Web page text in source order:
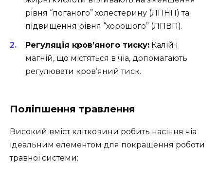
рівня “поганого” холестерину (ЛПНП) та
підвищення рівня “хорошого” (ЛПВП).
Регуляція кров’яного тиску: Калій і
магній, що містяться в чіа, допомагають
регулювати кров’яний тиск.
Поліпшення травлення
Високий вміст клітковини робить насіння чіа
ідеальним елементом для покращення роботи
травної системи: